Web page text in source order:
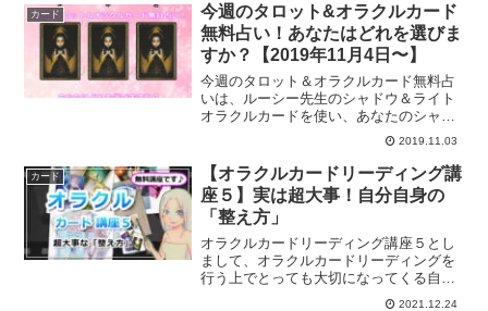
カード
今週のタロット&オラクルカード
無料占い！あなたはどれを選びま
すか？【2019年11月4日〜】
今週のタロット＆オラクルカード無料占
いは、ルーシー先生のシャドウ＆ライト
オラクルカードを使い、あなたのシャド
ウの部分からのメッセージをお伝えしま
す。今週のタロット＆オラクルカードか
らあなたへのメッセージは？
2019.11.03
カード
【オラクルカードリーディング講
座５】実は超大事！自分自身の
「整え方」
オラクルカードリーディング講座５とし
まして、オラクルカードリーディングを
行う上でとっても大切になってくる自分
自身の整え方について解説していきま
2021.12.24